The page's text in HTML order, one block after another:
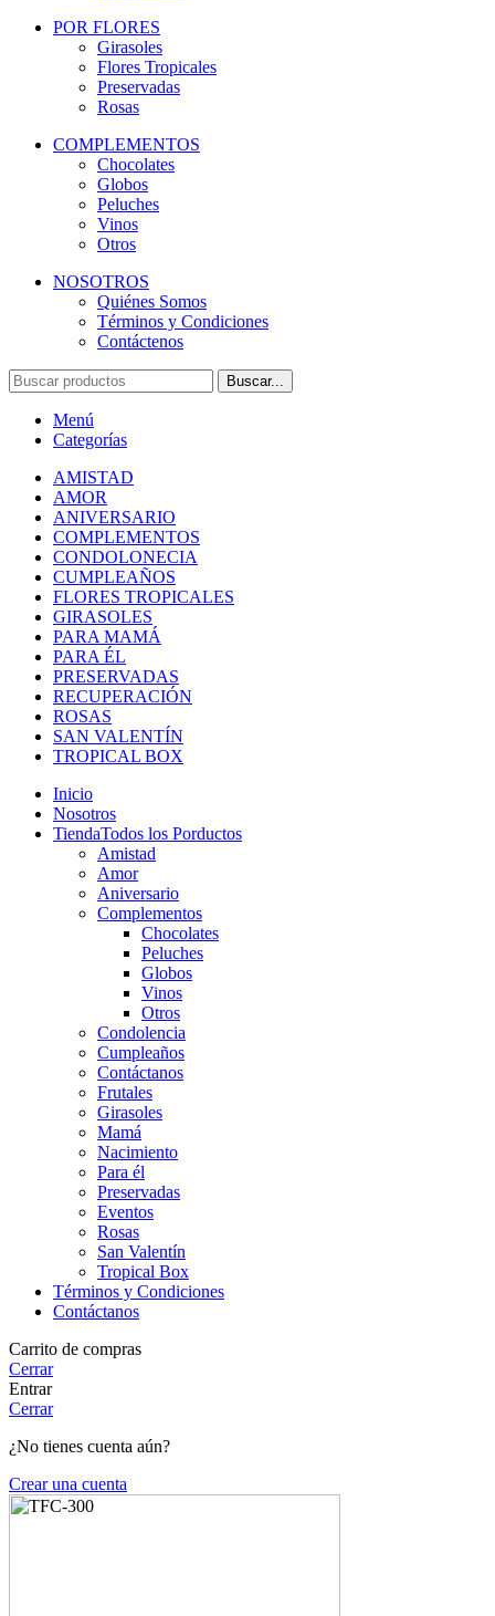
POR FLORES
Girasoles
Flores Tropicales
Preservadas
Rosas
COMPLEMENTOS
Chocolates
Globos
Peluches
Vinos
Otros
NOSOTROS
Quiénes Somos
Términos y Condiciones
Contáctenos
Buscar...
Menú
Categorías
AMISTAD
AMOR
ANIVERSARIO
COMPLEMENTOS
CONDOLONECIA
CUMPLEAÑOS
FLORES TROPICALES
GIRASOLES
PARA MAMÁ
PARA ÉL
PRESERVADAS
RECUPERACIÓN
ROSAS
SAN VALENTÍN
TROPICAL BOX
Inicio
Nosotros
TiendaTodos los Porductos
Amistad
Amor
Aniversario
Complementos
Chocolates
Peluches
Globos
Vinos
Otros
Condolencia
Cumpleaños
Contáctanos
Frutales
Girasoles
Mamá
Nacimiento
Para él
Preservadas
Eventos
Rosas
San Valentín
Tropical Box
Términos y Condiciones
Contáctanos
Carrito de compras
Cerrar
Entrar
Cerrar
¿No tienes cuenta aún?
Crear una cuenta